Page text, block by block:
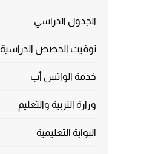
الجدول الدراسي
توقيت الحصص الدراسية
خدمة الواتس أب
وزارة التربية والتعليم
البوابة التعليمية